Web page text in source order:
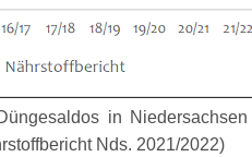
in
Nds. 2021/2022)